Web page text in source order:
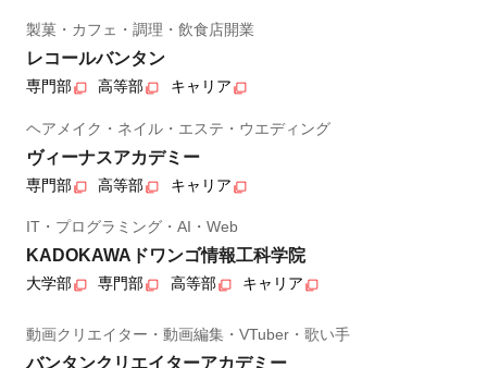
製菓・カフェ・調理・飲食店開業
レコールバンタン
専門部 高等部 キャリア
ヘアメイク・ネイル・エステ・ウエディング
ヴィーナスアカデミー
専門部 高等部 キャリア
IT・プログラミング・AI・Web
KADOKAWAドワンゴ情報工科学院
大学部 専門部 高等部 キャリア
動画クリエイター・動画編集・VTuber・歌い手
バンタンクリエイターアカデミー